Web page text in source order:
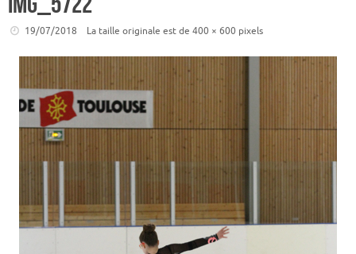
19/07/2018 La taille originale est de 400 × 600 pixels